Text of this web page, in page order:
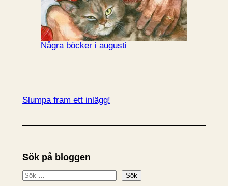
Några böcker i augusti
Slumpa fram ett inlägg!
Sök på bloggen
S
Sök